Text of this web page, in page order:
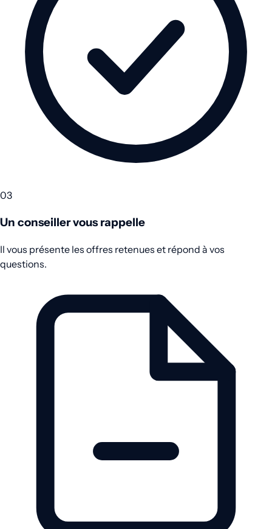
03
Un conseiller vous rappelle
Il vous présente les offres retenues et répond à vos
questions.